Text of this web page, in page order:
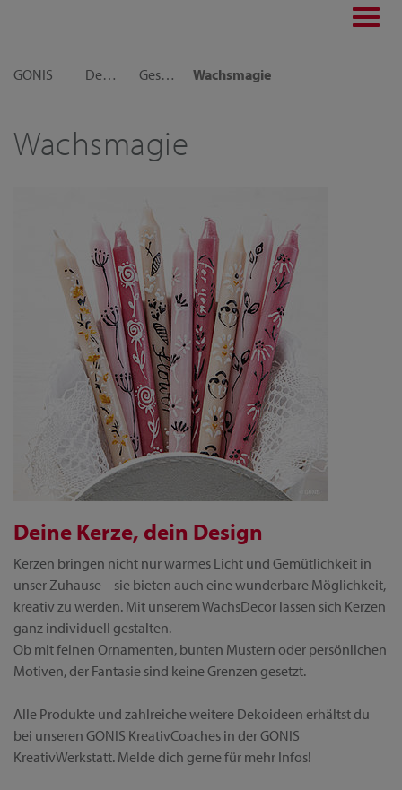
GONIS
Dekoideen Geschenkideen Wachsmagie
Wachsmagie
Deine Kerze, dein Design
Kerzen bringen nicht nur warmes Licht und Gemütlichkeit in
unser Zuhause – sie bieten auch eine wunderbare Möglichkeit,
kreativ zu werden. Mit unserem WachsDecor lassen sich Kerzen
ganz individuell gestalten.
Ob mit feinen Ornamenten, bunten Mustern oder persönlichen
Motiven, der Fantasie sind keine Grenzen gesetzt.
Alle Produkte und zahlreiche weitere Dekoideen erhältst du
bei unseren GONIS KreativCoaches in der GONIS
KreativWerkstatt. Melde dich gerne für mehr Infos!